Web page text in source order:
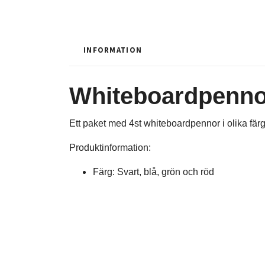
INFORMATION
Ett paket med 4st whiteboardpennor i olika
Produktinformation:
Färg: Svart, blå, grön och röd